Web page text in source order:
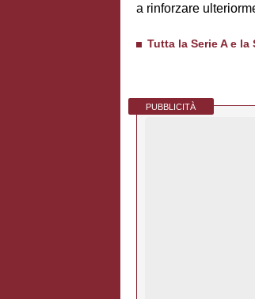
a rinforzare
Tutta la Serie A e la
PUBBLICITÀ